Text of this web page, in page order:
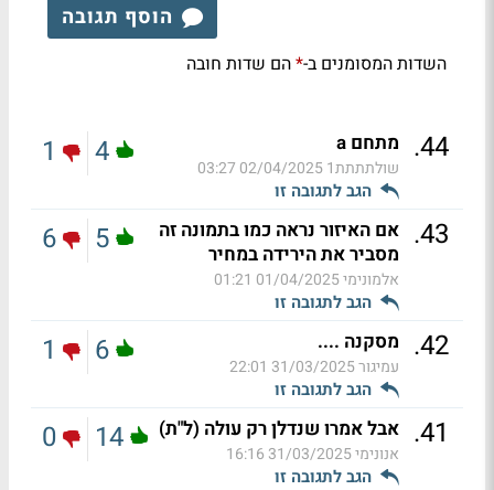
הוסף תגובה
השדות המסומנים ב-*הם שדות חובה
44
. מתחם a
שולתתתת1 02/04/2025 03:27
הגב לתגובה זו
4
1
43
. אם האיזור נראה כמו בתמונה זה
מסביר את הירידה במחיר
אלמונימי01/04/2025 01:21
הגב לתגובה זו
5
6
42
. מסקנה ....
עמיגור31/03/2025 22:01
הגב לתגובה זו
6
1
41
. אבל אמרו שנדלן רק עולה (ל"ת)
אנונימי31/03/2025 16:16
הגב לתגובה זו
14
0